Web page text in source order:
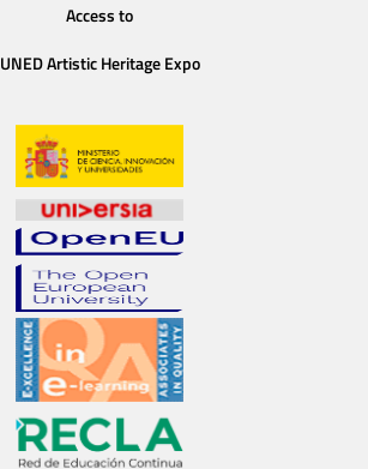
Access to
UNED Artistic Heritage Expo